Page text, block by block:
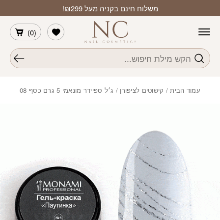
משלוח חינם בקניה מעל ₪299!
חיפוש
(
0
)
הרשימה שלי
עמוד הבית/ קישוטים לציפורן / ג׳ל ספיידר מונאמי 5 גרם כסף 08